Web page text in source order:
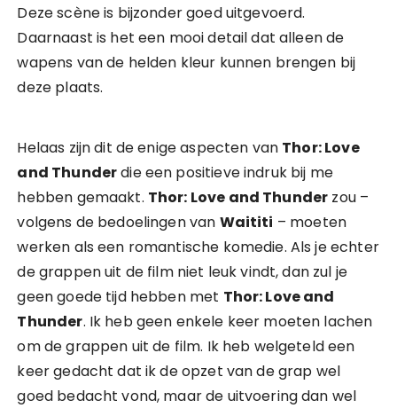
Deze scène is bijzonder goed uitgevoerd.
Daarnaast is het een mooi detail dat alleen de
wapens van de helden kleur kunnen brengen bij
deze plaats.
Helaas zijn dit de enige aspecten van Thor: Love
and Thunderdie een positieve indruk bij me
hebben gemaakt. Thor: Love and Thunder zou –
volgens de bedoelingen van Waititi – moeten
werken als een romantische komedie. Als je echter
de grappen uit de film niet leuk vindt, dan zul je
geen goede tijd hebben met Thor: Love and
Thunder. Ik heb geen enkele keer moeten lachen
om de grappen uit de film. Ik heb welgeteld een
keer gedacht dat ik de opzet van de grap wel
goed bedacht vond, maar de uitvoering dan wel